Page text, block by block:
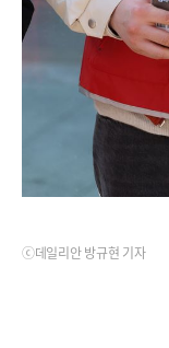
ⓒ데일리안 방규현 기자